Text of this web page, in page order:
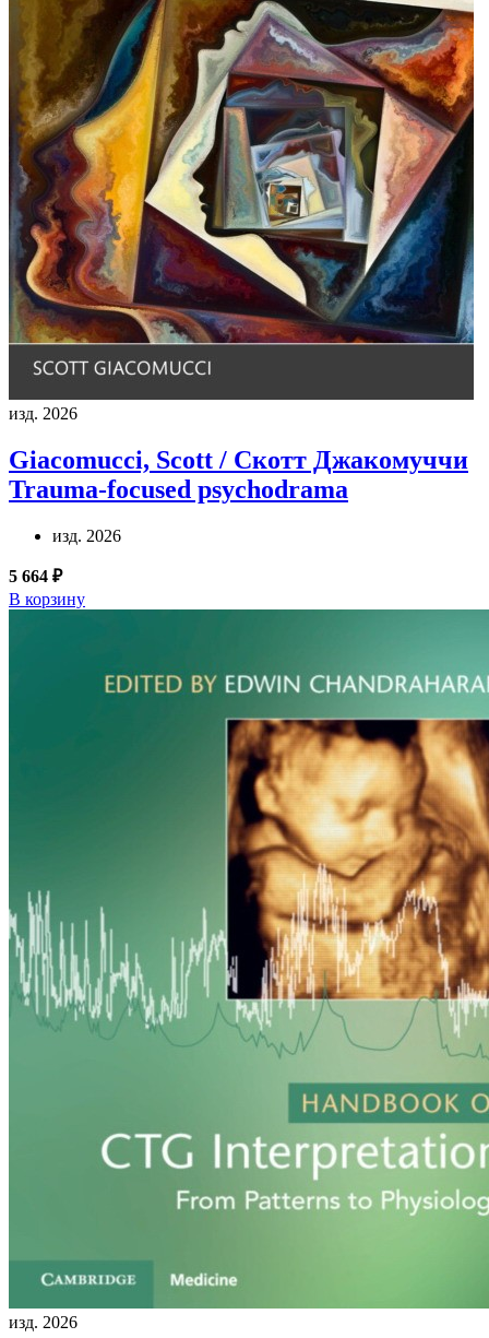
изд. 2026
Giacomucci, Scott / Скотт Джакомуччи
Trauma-focused psychodrama
изд. 2026
5 664 ₽
В корзину
изд. 2026